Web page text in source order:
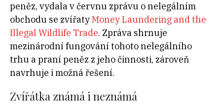
peněz, vydala v červnu zprávu o nelegálním
obchodu se zvířatyMoney Laundering and the
Illegal Wildlife Trade. Zpráva shrnuje
mezinárodní fungování tohoto nelegálního
trhu a praní peněz z jeho činnosti, zároveň
navrhuje i možná řešení.
Zvířátka známá i neznámá